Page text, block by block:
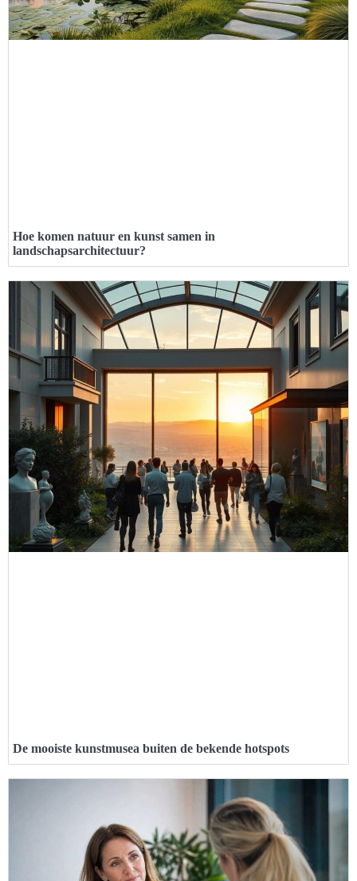
Hoe komen natuur en kunst samen in
landschapsarchitectuur?
De mooiste kunstmusea buiten de bekende hotspots